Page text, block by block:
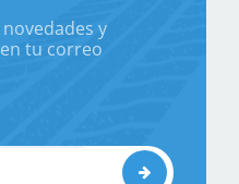
y
tu correo